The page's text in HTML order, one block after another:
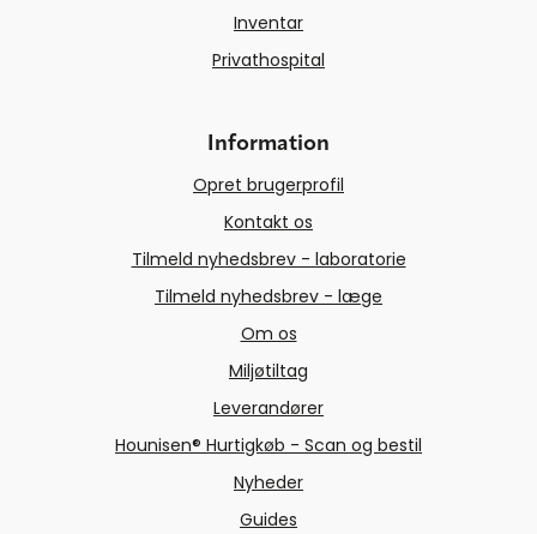
Inventar
Privathospital
Information
Opret brugerprofil
Kontakt os
Tilmeld nyhedsbrev - laboratorie
Tilmeld nyhedsbrev - læge
Om os
Miljøtiltag
Leverandører
Hounisen® Hurtigkøb - Scan og bestil
Nyheder
Guides